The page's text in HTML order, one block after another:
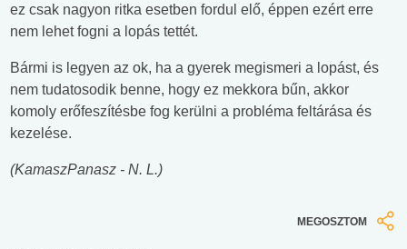
ez csak nagyon ritka esetben fordul elő, éppen ezért erre
nem lehet fogni a lopás tettét.
Bármi is legyen az ok, ha a gyerek megismeri a lopást, és
nem tudatosodik benne, hogy ez mekkora bűn, akkor
komoly erőfeszítésbe fog kerülni a probléma feltárása és
kezelése.
(KamaszPanasz - N. L.)
MEGOSZTOM